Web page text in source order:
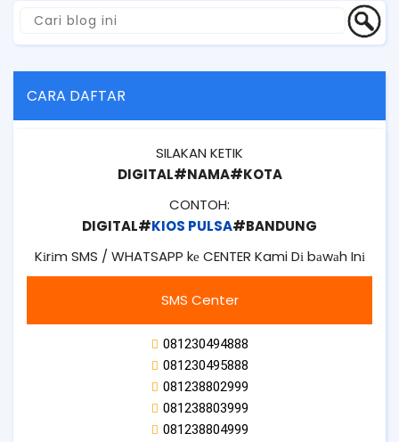
CARA DAFTAR
SILAKAN KETIK
DIGITAL#NAMA#KOTA
CONTOH:
DIGITAL#KIOS PULSA#BANDUNG
Kіrіm SMS / WHATSAPP kе CENTER Kami Dі bаwаh Inі
SMS Center
081230494888
081230495888
081238802999
081238803999
081238804999